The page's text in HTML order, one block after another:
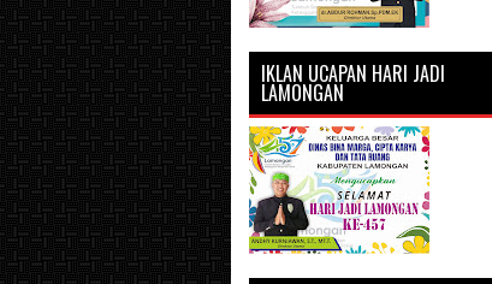
IKLAN UCAPAN HARI JADI
LAMONGAN